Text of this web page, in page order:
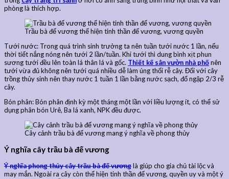
phòng là thích hợp.
Trầu bà đế vương thể hiện tinh thần đế vương, vương quyền
Tưới nước: Trong quá trình sinh trưởng ta nên tuần tưới nước 1 lần, nếu
thời tiết nắng nóng nên tưới 2 lần/tuần. Khi tưới thì dung bình xịt phun
sương tưới đều lên toàn lá thân lá và gốc. Thiết kế sân vườn nhà phốnên
tưới vừa đủ không nên tưới quá nhiều dễ làm úng thối rễ cây. Đối với cây
trồng thủy sinh nên thay nước 1 tuần 1 lần bằng nước sạch, đổ ngập 2/3 rễ
cây.
Bón phân: Bón phân định kỳ một tháng một lần với liều lượng ít, có thể sử
dụng phân bón Urê, Ba lá xanh, NPK đều được.
Cây cảnh trầu bà đế vương mang ý nghĩa về phong thủy
Ý nghĩa cây trầu bà đế vương
Ý nghĩa phong thủy cây trầu bà đế vươnglà giúp cho gia chủ tài lộc và
may mắn. Ngoài ra cây còn thể hiện tinh thần đế vương, quyền uy và một ý